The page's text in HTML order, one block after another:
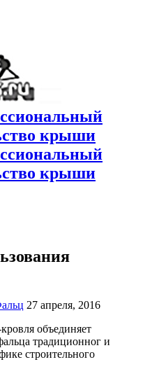
крыши
крыши
27 апреля, 2016
объединяет
традиционног и
строительного